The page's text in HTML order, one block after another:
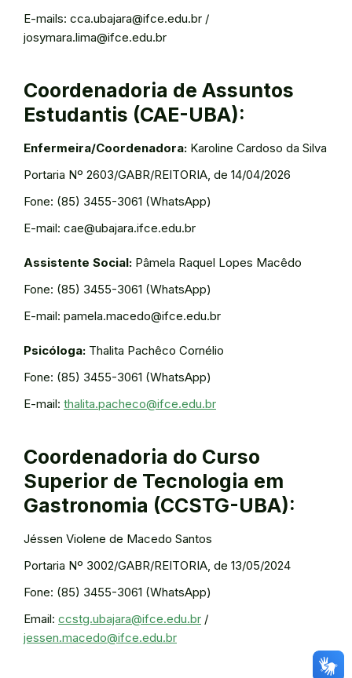
E-mails: cca.ubajara@ifce.edu.br /
josymara.lima@ifce.edu.br
Coordenadoria de Assuntos
Estudantis (CAE-UBA):
Enfermeira/Coordenadora: Karoline Cardoso da Silva
Portaria Nº 2603/GABR/REITORIA, de 14/04/2026
Fone: (85) 3455-3061 (WhatsApp)
E-mail: cae@ubajara.ifce.edu.br
Assistente Social: Pâmela Raquel Lopes Macêdo
Fone: (85) 3455-3061 (WhatsApp)
E-mail: pamela.macedo@ifce.edu.br
Psicóloga: Thalita Pachêco Cornélio
Fone: (85) 3455-3061 (WhatsApp)
E-mail: thalita.pacheco@ifce.edu.br
Coordenadoria do Curso
Superior de Tecnologia em
Gastronomia (CCSTG-UBA):
Jéssen Violene de Macedo Santos
Portaria Nº 3002/GABR/REITORIA, de 13/05/2024
Fone: (85) 3455-3061 (WhatsApp)
Email: ccstg.ubajara@ifce.edu.br /
jessen.macedo@ifce.edu.br